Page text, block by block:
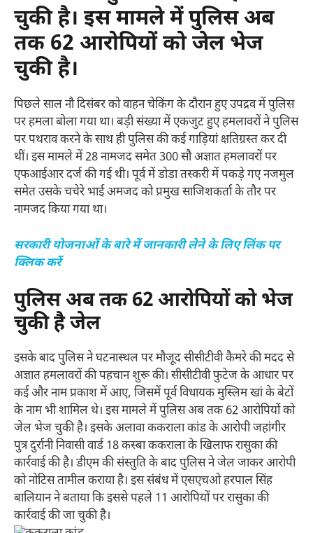
चुकी है। इस मामले में पुलिस अब
तक 62 आरोपियों को जेल भेज
चुकी है।
पिछले साल नौ दिसंबर को वाहन चेकिंग के दौरान हुए उपद्रव में पुलिस
पर हमला बोला गया था। बड़ी संख्या में एकजुट हुए हमलावरों ने पुलिस
पर पथराव करने के साथ ही पुलिस की कई गाड़ियां क्षतिग्रस्त कर दी
थीं। इस मामले में 28 नामजद समेत 300 सौ अज्ञात हमलावरों पर
एफआईआर दर्ज की गई थी। पूर्व में डोडा तस्करी में पकड़े गए नजमुल
समेत उसके चचेरे भाई अमजद को प्रमुख साजिशकर्ता के तौर पर
नामजद किया गया था।
सरकारी योजनाओं के बारे में जानकारी लेने के लिए लिंक पर
क्लिक करें
पुलिसअब तक62आरोपियों को भेज
चुकी है जेल
इसके बाद पुलिस ने घटनास्थल पर मौजूद सीसीटीवी कैमरे की मदद से
अज्ञात हमलावरों की पहचान शुरू की। सीसीटीवी फुटेज के आधार पर
कई और नाम प्रकाश में आए, जिसमें पूर्व विधायक मुस्लिम खां के बेटों
के नाम भी शामिल थे। इस मामले में पुलिस अब तक 62 आरोपियों को
जेल भेज चुकी है। इसके अलावा ककराला कांड के आरोपी जहांगीर
पुत्र दुर्रानी निवासी वार्ड 18 कस्बा ककराला के खिलाफ रासुका की
कार्रवाई की है। डीएम की संस्तुति के बाद पुलिस ने जेल जाकर आरोपी
को नोटिस तामील कराया है। इस संबंध में एसएचओ हरपाल सिंह
बालियान ने बताया कि इससे पहले 11 आरोपियों पर रासुका की
कार्रवाई की जा चुकी है।